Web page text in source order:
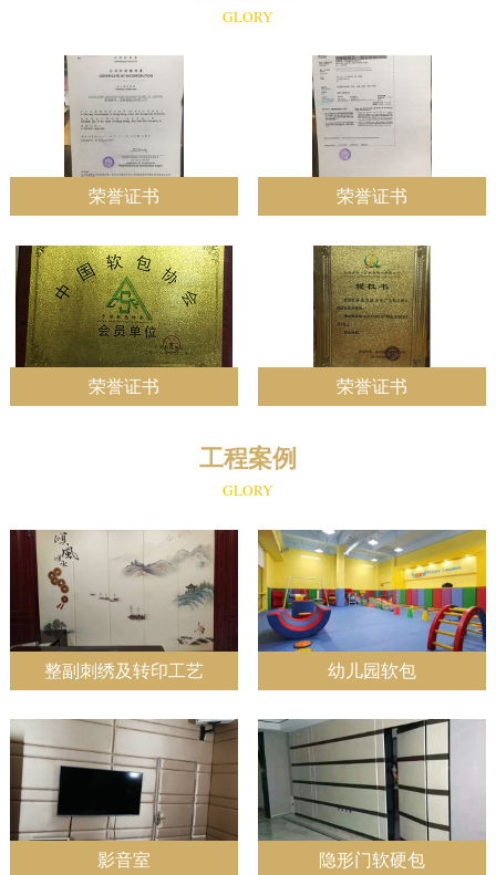
GLORY
荣誉证书 荣誉证书
荣誉证书 荣誉证书
工程案例
GLORY
整副刺绣及转印工艺 幼儿园软包
影音室 隐形门软硬包